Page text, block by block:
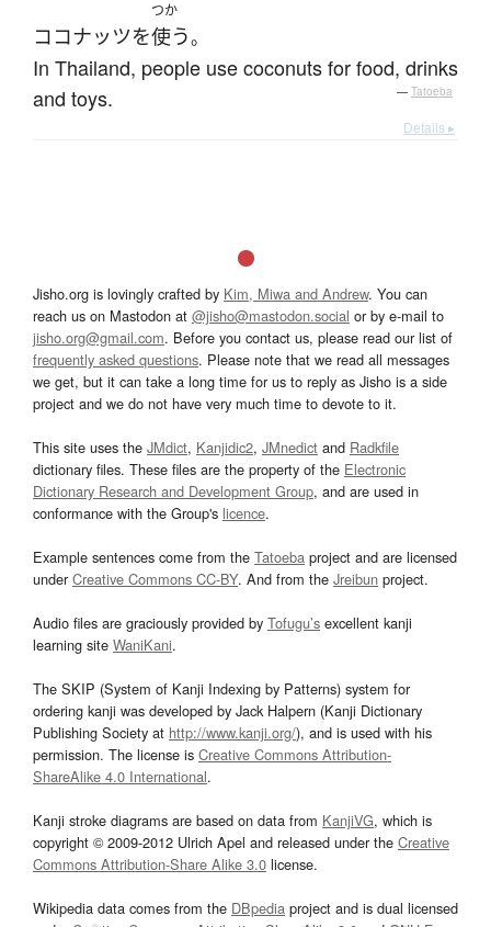
ココナッツを
つか
使う。
In Thailand, people use coconuts for food, drinks
and toys.
— Tatoeba
Details ▸
Jisho.org is lovingly crafted by Kim, Miwa and Andrew. You can
reach us on Mastodon at @jisho@mastodon.social or by e-mail to
jisho.org@gmail.com. Before you contact us, please read our list of
frequently asked questions. Please note that we read all messages
we get, but it can take a long time for us to reply as Jisho is a side
project and we do not have very much time to devote to it.
This site uses the JMdict, Kanjidic2, JMnedict and Radkfile
dictionary files. These files are the property of the Electronic
Dictionary Research and Development Group, and are used in
conformance with the Group's licence.
Example sentences come from the Tatoeba project and are licensed
underCreative Commons CC-BY. And from the Jreibun project.
Audio files are graciously provided by Tofugu’s excellent kanji
learning site WaniKani.
The SKIP (System of Kanji Indexing by Patterns) system for
ordering kanji was developed by Jack Halpern (Kanji Dictionary
Publishing Society at http://www.kanji.org/), and is used with his
permission. The license is Creative Commons Attribution-
ShareAlike 4.0 International.
Kanji stroke diagrams are based on data from KanjiVG, which is
copyright © 2009-2012 Ulrich Apel and released under the Creative
Commons Attribution-Share Alike 3.0 license.
Wikipedia data comes from the DBpedia project and is dual licensed